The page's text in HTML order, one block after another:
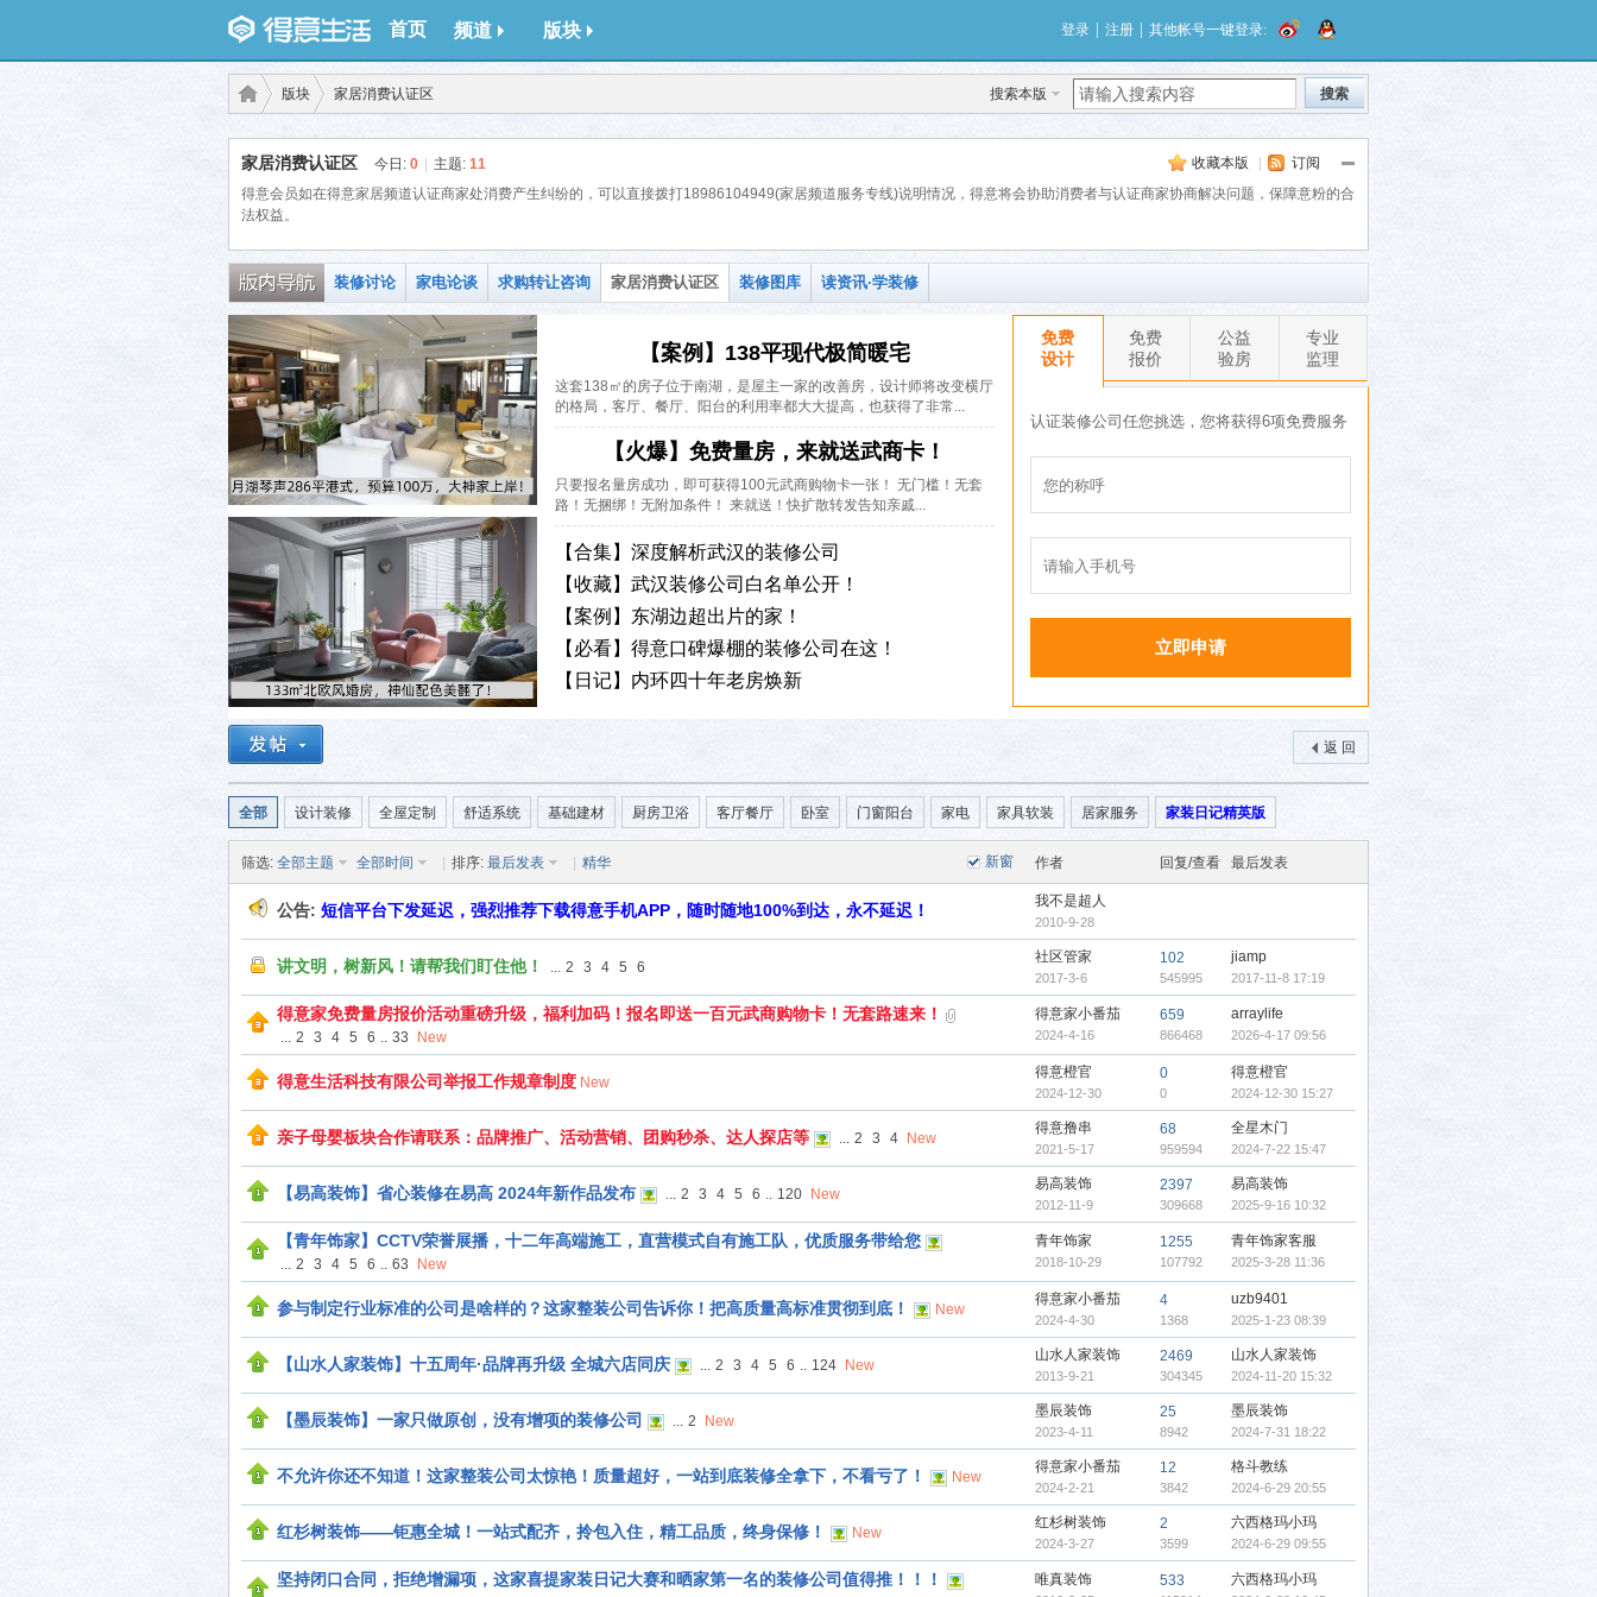
首页 频道 版块 登录 注册 其他帐号一键登录:
搜索本版 搜索
得意
活-
武汉
生活
›
版块
›
家居消费认证区
收藏本版 订阅
家居消费认证区 今日: 0 主题: 11
得意会员如在得意家居频道认证商家处消费产生纠纷的，可以直接拨打18986104949(家居频道服务专线)说明情况，得意将会协助消费者与认证商家协商解决问题，保障意粉的合
法权益。
装修讨论 家电论谈 求购转让咨询 家居消费认证区 装修图库 读资讯·学装修
返 回
全部 设计装修 全屋定制 舒适系统 基础建材 厨房卫浴 客厅餐厅 卧室 门窗阳台 家电 家具软装 居家服务 家装日记精英版
新窗
筛选: 全部主题 全部时间 排序: 最后发表 精华 作者 回复/查看 最后发表
公告: 短信平台下发延迟，强烈推荐下载得意手机APP，随时随地100%到达，永不延迟！ 我不是超人
2010-9-28
讲文明，树新风！请帮我们盯住他！ ... 2 3 4 5 6
社区管家
2017-3-6
102
545995
jiamp
2017-11-8 17:19
得意家免费量房报价活动重磅升级，福利加码！报名即送一百元武商购物卡！无套路速来！
... 2 3 4 5 6 .. 33 New
得意家小番茄
2024-4-16
659
866468
arraylife
2026-4-17 09:56
得意生活科技有限公司举报工作规章制度 New
得意橙官
2024-12-30
0
0
得意橙官
2024-12-30 15:27
亲子母婴板块合作请联系：品牌推广、活动营销、团购秒杀、达人探店等 ... 2 3 4 New
得意撸串
2021-5-17
68
959594
全星木门
2024-7-22 15:47
【易高装饰】省心装修在易高 2024年新作品发布 ... 2 3 4 5 6 .. 120 New
易高装饰
2012-11-9
2397
309668
易高装饰
2025-9-16 10:32
【青年饰家】CCTV荣誉展播，十二年高端施工，直营模式自有施工队，优质服务带给您
... 2 3 4 5 6 .. 63 New
青年饰家
2018-10-29
1255
107792
青年饰家客服
2025-3-28 11:36
参与制定行业标准的公司是啥样的？这家整装公司告诉你！把高质量高标准贯彻到底！ New
得意家小番茄
2024-4-30
4
1368
uzb9401
2025-1-23 08:39
【山水人家装饰】十五周年·品牌再升级 全城六店同庆 ... 2 3 4 5 6 .. 124 New
山水人家装饰
2013-9-21
2469
304345
山水人家装饰
2024-11-20 15:32
【墨辰装饰】一家只做原创，没有增项的装修公司 ... 2 New
墨辰装饰
2023-4-11
25
8942
墨辰装饰
2024-7-31 18:22
不允许你还不知道！这家整装公司太惊艳！质量超好，一站到底装修全拿下，不看亏了！ New
得意家小番茄
2024-2-21
12
3842
格斗教练
2024-6-29 20:55
红杉树装饰——钜惠全城！一站式配齐，拎包入住，精工品质，终身保修！ New
红杉树装饰
2024-3-27
2
3599
六西格玛小玛
2024-6-29 09:55
坚持闭口合同，拒绝增漏项，这家喜提家装日记大赛和晒家第一名的装修公司值得推！！！ 唯真装饰 533 六西格玛小玛